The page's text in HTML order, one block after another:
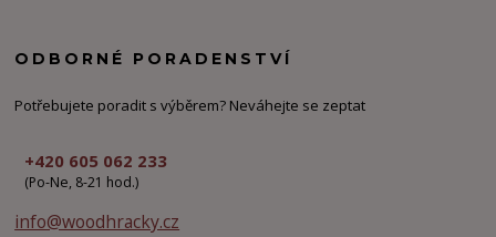
ODBORNÉ PORADENSTVÍ
Potřebujete poradit s výběrem? Neváhejte se zeptat
+420 605 062 233
(Po-Ne, 8-21 hod.)
info@woodhracky.cz